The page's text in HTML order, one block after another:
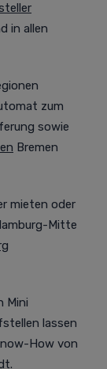
in allen
zum
sowie
Bremen
mieten oder
Mitte
Mini
lassen
How von
.